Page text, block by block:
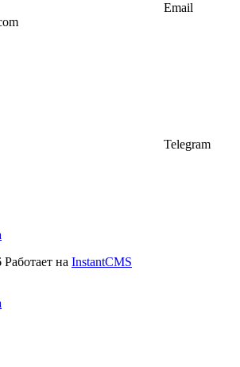
Email
Telegram
Работает на InstantCMS